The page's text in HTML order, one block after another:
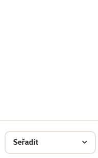
Seřadit